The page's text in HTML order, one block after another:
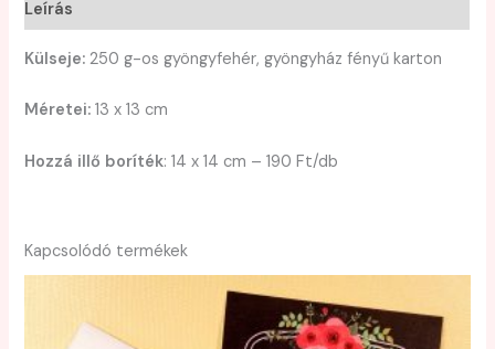
Leírás
Külseje: 250 g-os gyöngyfehér, gyöngyház fényű karton
Méretei: 13 x 13 cm
Hozzá illő boríték: 14 x 14 cm – 190 Ft/db
Kapcsolódó termékek